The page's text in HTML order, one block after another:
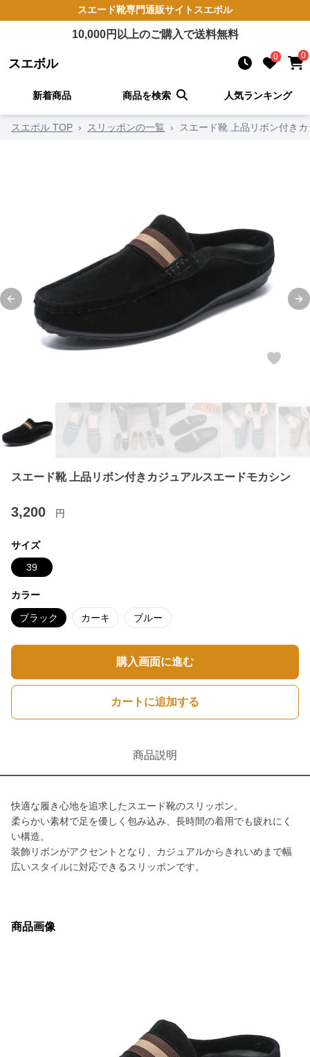
スエード靴専門通販サイト スエボル
10,000円以上のご購入で送料無料
スエボル 0 0
新着商品 商品を検索 人気ランキング
スエボル TOP › スリッポンの一覧 › スエード靴 上品リボン付き
Previous slide
スエード靴 上品リボン付きカジュアルスエードモカシン
3,200 円
サイズ
39
カラー
ブラック カーキ ブルー
購入画面に進む
カートに追加する
商品説明
快適な履き心地を追求したスエード靴のスリッポン。
柔らかい素材で足を優しく包み込み、長時間の着用でも疲れにく
い構造。
装飾リボンがアクセントとなり、カジュアルからきれいめまで幅
広いスタイルに対応できるスリッポンです。
商品画像